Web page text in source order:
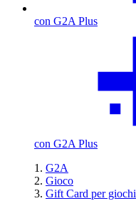
con G2A Plus
con G2A Plus
G2A
Gioco
Gift Card per giochi